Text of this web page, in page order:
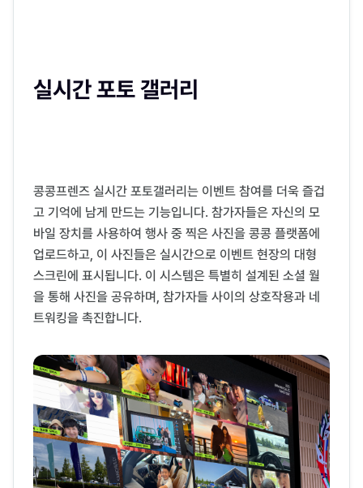
실시간 포토 갤러리
콩콩프렌즈 실시간 포토갤러리는 이벤트 참여를 더욱 즐겁
고 기억에 남게 만드는 기능입니다. 참가자들은 자신의 모
바일 장치를 사용하여 행사 중 찍은 사진을 콩콩 플랫폼에
업로드하고, 이 사진들은 실시간으로 이벤트 현장의 대형
스크린에 표시됩니다. 이 시스템은 특별히 설계된 소셜 월
을 통해 사진을 공유하며, 참가자들 사이의 상호작용과 네
트워킹을 촉진합니다.